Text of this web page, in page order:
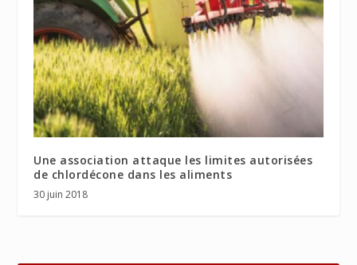
Une association attaque les limites autorisées
de chlordécone dans les aliments
30 juin 2018